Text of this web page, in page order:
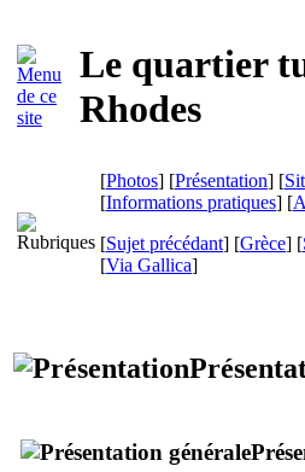
Le quartier
Rhodes
[Photos] [Présentation] [
[Informations pratiques] [
[Sujet précédant] [Grèce] [
[Via Gallica]